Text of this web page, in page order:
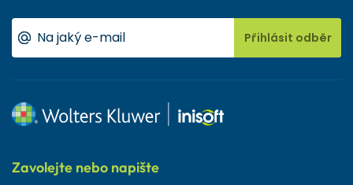
Přihlásit odběr
Zavolejte nebo napište